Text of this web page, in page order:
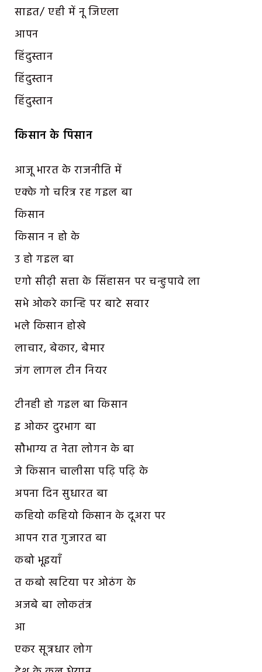
साइत/ एही में नू जिएला
आपन
हिंदुस्तान
हिंदुस्तान
हिंदुस्तान
किसान के पिसान
आजू भारत के राजनीति में
एक्के गो चरित्र रह गइल बा
किसान
किसान न हो के
उ हो गइल बा
एगो सीढ़ी सत्ता के सिंहासन पर चन्हुपावे ला
सभे ओकरे कान्हि पर बाटे सवार
भले किसान होखे
लाचार, बेकार, बेमार
जंग लागल टीन नियर
टीनही हो गइल बा किसान
इ ओकर दुरभाग बा
सौभाग्य त नेता लोगन के बा
जे किसान चालीसा पढ़ि पढ़ि के
अपना दिन सुधारत बा
कहियो कहियो किसान के दूअरा पर
आपन रात गुजारत बा
कबो भूइयाँ
त कबो खटिया पर ओठंग के
अजबे बा लोकतंत्र
आ
एकर सूत्रधार लोग